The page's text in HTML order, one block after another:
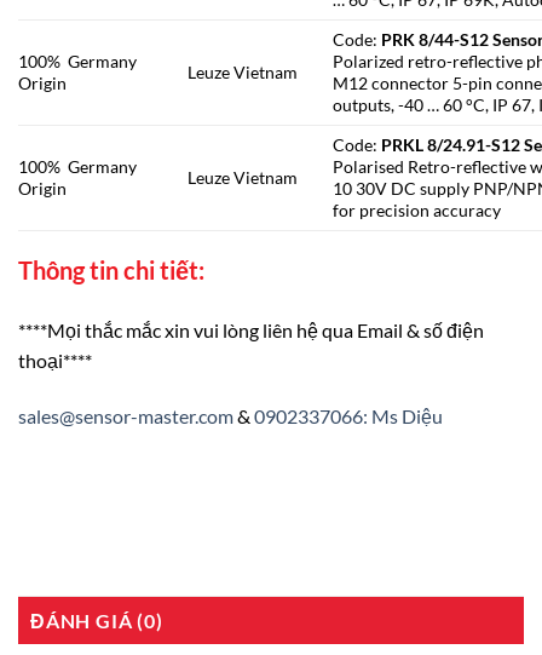
100% Germany
Origin
Leuze Vietnam
Code: PRK 8/44-S12
Polarized retro-reflective
M12 connector 5-pin
outputs, -40 … 60 °C, IP 67,
100% Germany
Origin
Leuze Vietnam
Code: PRKL 8/24.91-S12
Polarised Retro-reflective
10 30V DC supply PNP/
for precision accuracy
Thông tin chi tiết:
****Mọi thắc mắc xin vui lòng liên hệ qua Email & số điện
thoại****
sales@sensor-master.com& 0902337066: Ms Diệu
ĐÁNH GIÁ (0)